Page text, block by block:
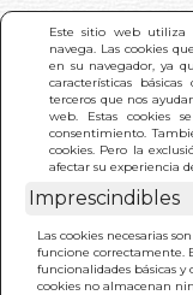
Este sitio web utiliza
navega. Las cookies
en su navegador, ya
características
terceros que nos
web. Estas cookies
consentimiento.
cookies. Pero la
afectar su experiencia
Imprescindibles
Las cookies necesarias
funcione correctamente.
funcionalidades básicas y
cookies no almacenan
INICIO >
Estos son los
llave